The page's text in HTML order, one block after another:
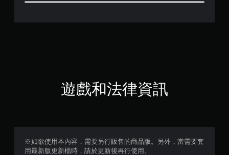
星
星
遊戲和法律資訊
※如欲使用本內容，需要另行販售的商品版。另外，當需要套
用最新版更新檔時，請於更新後再行使用。